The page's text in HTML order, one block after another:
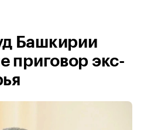
Башкирии
приговор экс-